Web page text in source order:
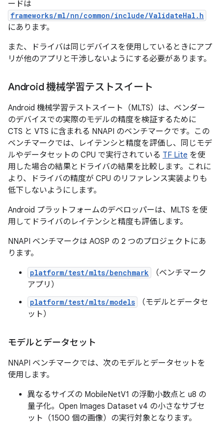
ードは
frameworks/ml/nn/common/include/ValidateHal.h
にあります。
また、ドライバは同じデバイスを使用しているときにアプ
リが他のアプリと干渉しないようにする必要があります。
Android 機械学習テストスイート
Android 機械学習テストスイート（MLTS）は、ベンダー
のデバイスでの実際のモデルの精度を検証するために
CTS と VTS に含まれる NNAPI のベンチマークです。この
ベンチマークでは、レイテンシと精度を評価し、同じモデ
ルやデータセットの CPU で実行されている TF Lite を使
用した場合の結果とドライバの結果を比較します。これに
より、ドライバの精度が CPU のリファレンス実装よりも
低下しないようにします。
Android プラットフォームのデベロッパーは、MLTS を使
用してドライバのレイテンシと精度も評価します。
NNAPI ベンチマークは AOSP の 2 つのプロジェクトにあ
ります。
platform/test/mlts/benchmark
（ベンチマーク
アプリ）
platform/test/mlts/models
（モデルとデータセ
ット）
モデルとデータセット
NNAPI ベンチマークでは、次のモデルとデータセットを
使用します。
異なるサイズの MobileNetV1 の浮動小数点と u8 の
量子化。Open Images Dataset v4 の小さなサブセ
ット（1500 個の画像）の実行対象となります。